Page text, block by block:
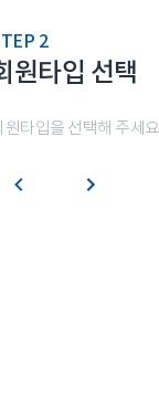
2
원타입 선택
원타입을 선택해 주세